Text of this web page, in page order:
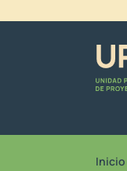
Inicio